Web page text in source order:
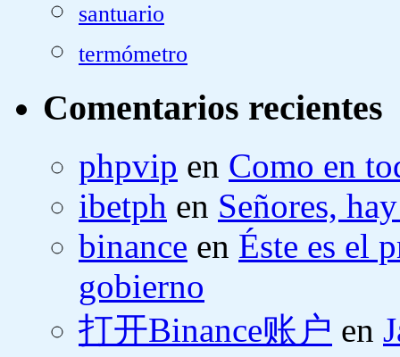
santuario
termómetro
Comentarios recientes
phpvip en Como en
ibetph en Señores,
binance en Éste es el
gobierno
打开Binance账户 en